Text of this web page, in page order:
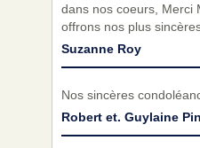
dans nos coeurs, Merci
offrons nos plus
Suzanne Roy
Nos sincères
Robert et. Guylaine